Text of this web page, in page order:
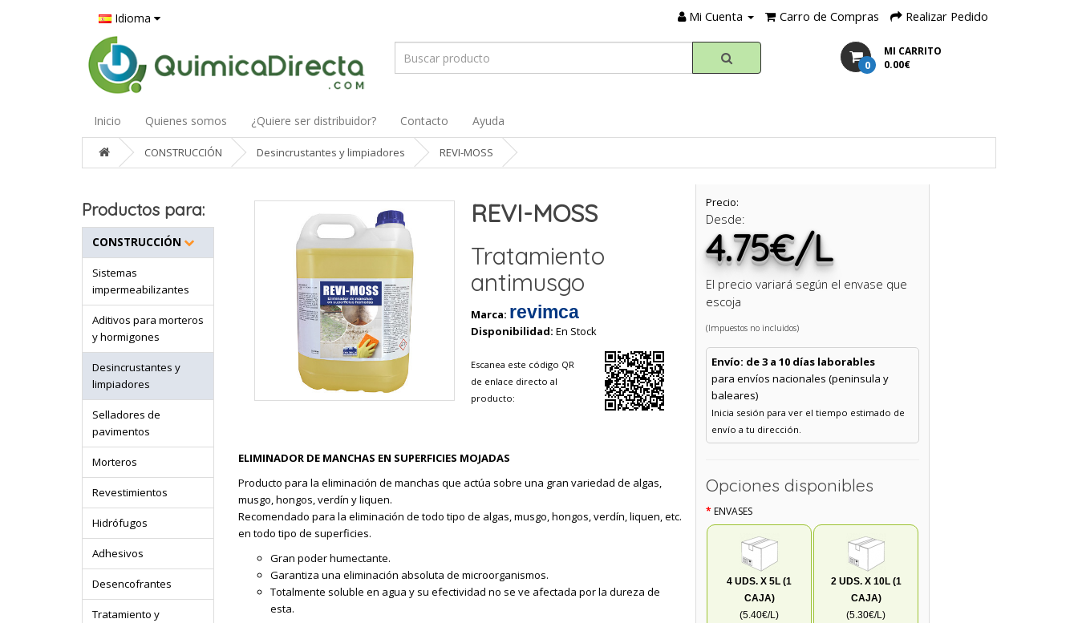
Idioma Mi Cuenta Carro de Compras Realizar Pedido
MI CARRITO
0 0.00€
Inicio Quienes somos ¿Quiere ser distribuidor? Contacto Ayuda
CONSTRUCCIÓN Desincrustantes y limpiadores REVI-MOSS
Productos para:
CONSTRUCCIÓN
Sistemas
impermeabilizantes
Aditivos para morteros
y hormigones
Desincrustantes y
limpiadores
Selladores de
pavimentos
Morteros
Revestimientos
Hidrófugos
Adhesivos
Desencofrantes
Tratamiento y
REVI-MOSS
Tratamiento
antimusgo
Marca: revimca
Disponibilidad: En Stock
Escanea este código QR
de enlace directo al
producto:
ELIMINADOR DE MANCHAS EN SUPERFICIES MOJADAS
Producto para la eliminación de manchas que actúa sobre una gran variedad de algas,
musgo, hongos, verdín y liquen.
Recomendado para la eliminación de todo tipo de algas, musgo, hongos, verdín, liquen, etc.
en todo tipo de superficies.
Gran poder humectante.
Garantiza una eliminación absoluta de microorganismos.
Totalmente soluble en agua y su efectividad no se ve afectada por la dureza de
esta.
Precio:
Desde:
4.75€/L
El precio variará según el envase que
escoja
(Impuestos no incluidos)
Envío: de 3 a 10 días laborables
para envíos nacionales (peninsula y
baleares)
Inicia sesión para ver el tiempo estimado de
envío a tu dirección.
Opciones disponibles
ENVASES
4 UDS. X 5L (1
CAJA)
(5.40€/L)
2 UDS. X 10L (1
CAJA)
(5.30€/L)